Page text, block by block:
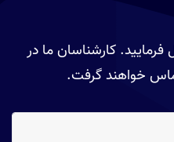
فرمایید. کارشناسان ما در
خواهند گرفت.